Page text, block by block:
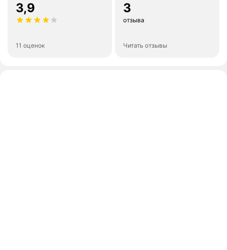
3,9
11 оценок
3
отзыва
Читать отзывы